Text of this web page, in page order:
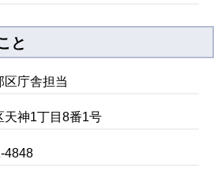
と
区庁舎担当
天神1丁目8番1号
4848